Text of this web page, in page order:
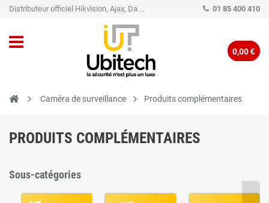
Distributeur officiel Hikvision, Ajax, Dahua, TP-Link - Caméra de vidéo surveillance - Alarme 01 85 400 410
0,00 €
Caméra de surveillance Produits complémentaires
PRODUITS COMPLÉMENTAIRES
Sous-catégories